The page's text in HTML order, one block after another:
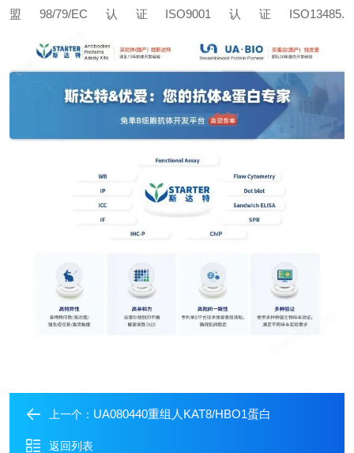
盟98/79/EC认证ISO9001认证ISO13485.
上一个： UA080440重组人KAT8/HBO1蛋白
返回列表